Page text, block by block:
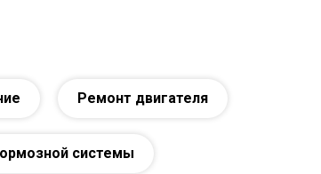
Ремонт двигателя
системы